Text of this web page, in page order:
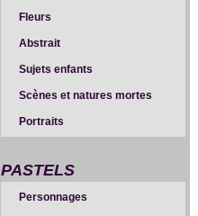
Fleurs
Abstrait
Sujets enfants
Scènes et natures mortes
Portraits
PASTELS
Personnages